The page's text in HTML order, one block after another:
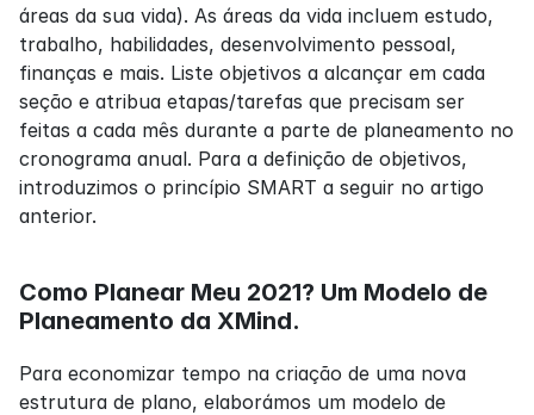
áreas da sua vida). As áreas da vida incluem estudo,
trabalho, habilidades, desenvolvimento pessoal,
finanças e mais. Liste objetivos a alcançar em cada
seção e atribua etapas/tarefas que precisam ser
feitas a cada mês durante a parte de planeamento no
cronograma anual. Para a definição de objetivos,
introduzimos o princípio SMART a seguir no artigo
anterior.
Como Planear Meu 2021? Um Modelo de
Planeamento da XMind.
Para economizar tempo na criação de uma nova
estrutura de plano, elaborámos um modelo de